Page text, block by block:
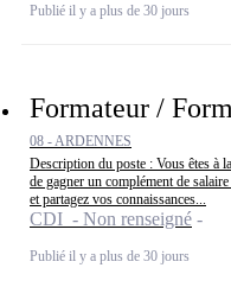
Publié il y a plus de 30 jours
Formateur /
08 - ARDENNES
Description du poste : Vous êtes à
de gagner un complément de
et partagez vos connaissances...
CDI - Non renseigné
Publié il y a plus de 30 jours